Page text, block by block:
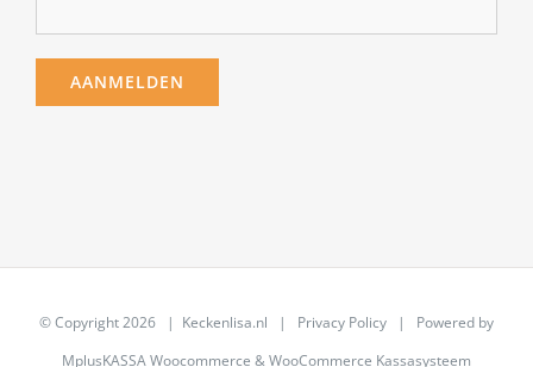
© Copyright2026 | Keckenlisa.nl | Privacy Policy | Powered by
MplusKASSA Woocommerce &WooCommerce Kassasysteem